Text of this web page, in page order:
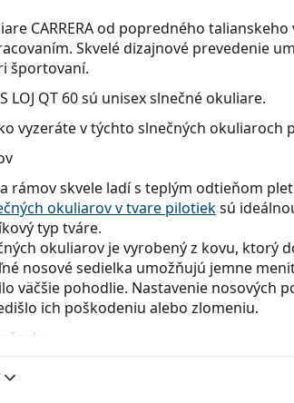
CARRERA od popredného
Skvelé dizajnové prevedenie
športovaní.
LOJ QT 60sú unisex slnečné okuliare.
vyzeráte v týchto slnečných
rámov skvele ladí s teplým odtieňom
okuliarov v tvare pilotieksú
typ tváre.
okuliarov je vyrobený z kovu, ktorý
nosové sedielka umožňujú jemne
väčšie pohodlie. Nastavenie nosových
ich poškodeniu alebo zlomeniu.
okuliarov zmierňujú intenzitu svetla a
farby.